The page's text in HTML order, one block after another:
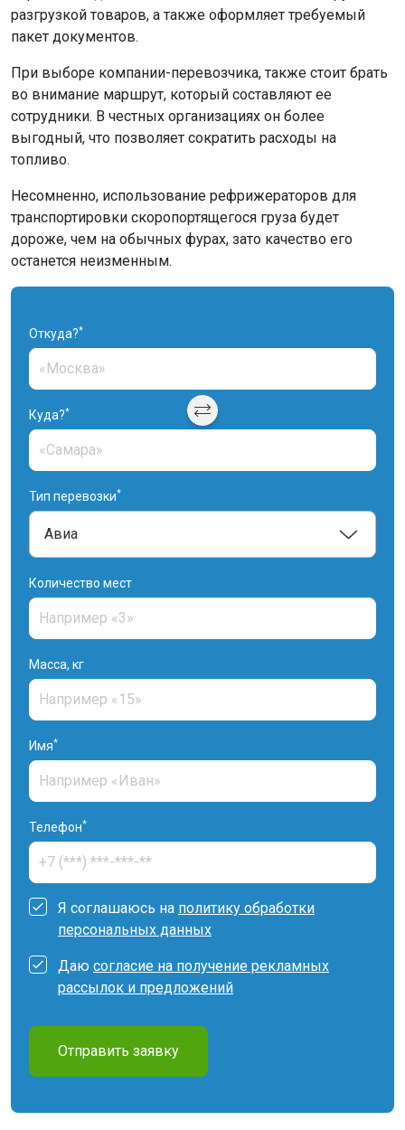
разгрузкой товаров, а также оформляет требуемый
пакет документов.
При выборе компании-перевозчика, также стоит брать
во внимание маршрут, который составляют ее
сотрудники. В честных организациях он более
выгодный, что позволяет сократить расходы на
топливо.
Несомненно, использование рефрижераторов для
транспортировки скоропортящегося груза будет
дороже, чем на обычных фурах, зато качество его
останется неизменным.
Откуда?*
Куда?*
Тип перевозки*
Количество мест
Масса, кг
Имя*
Телефон*
Я соглашаюсь на политику обработки
персональных данных
Даю согласие на получение рекламных
рассылок и предложений
Отправить заявку